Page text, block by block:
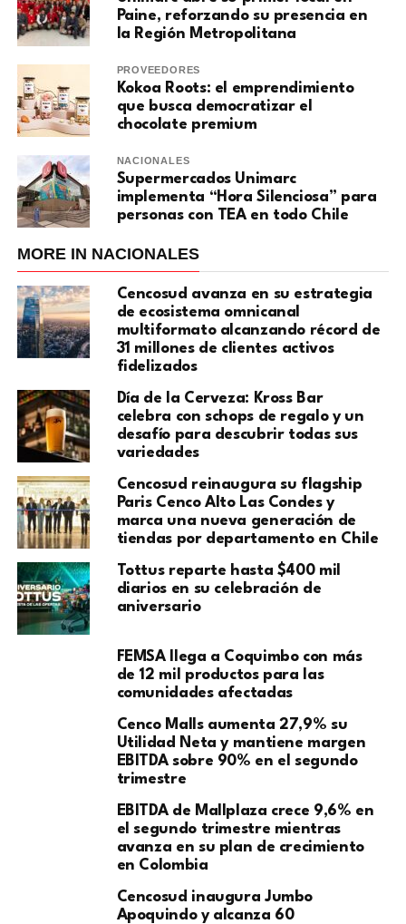
Paine, reforzando su presencia en
la Región Metropolitana
PROVEEDORES
Kokoa Roots: el emprendimiento
que busca democratizar el
chocolate premium
NACIONALES
Supermercados Unimarc
implementa “Hora Silenciosa” para
personas con TEA en todo Chile
MORE IN NACIONALES
Cencosud avanza en su estrategia
de ecosistema omnicanal
multiformato alcanzando récord de
31 millones de clientes activos
fidelizados
Día de la Cerveza: Kross Bar
celebra con schops de regalo y un
desafío para descubrir todas sus
variedades
Cencosud reinaugura su flagship
Paris Cenco Alto Las Condes y
marca una nueva generación de
tiendas por departamento en Chile
Tottus reparte hasta $400 mil
diarios en su celebración de
aniversario
FEMSA llega a Coquimbo con más
de 12 mil productos para las
comunidades afectadas
Cenco Malls aumenta 27,9% su
Utilidad Neta y mantiene margen
EBITDA sobre 90% en el segundo
trimestre
EBITDA de Mallplaza crece 9,6% en
el segundo trimestre mientras
avanza en su plan de crecimiento
en Colombia
Cencosud inaugura Jumbo
Apoquindo y alcanza 60